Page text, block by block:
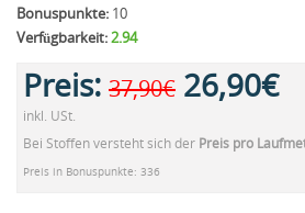
Bonuspunkte: 10
Verfügbarkeit:2.94
Preis: 37,90€ 26,90€
inkl. USt.
Bei Stoffen versteht sich der Preis pro
Preis in Bonuspunkte: 336